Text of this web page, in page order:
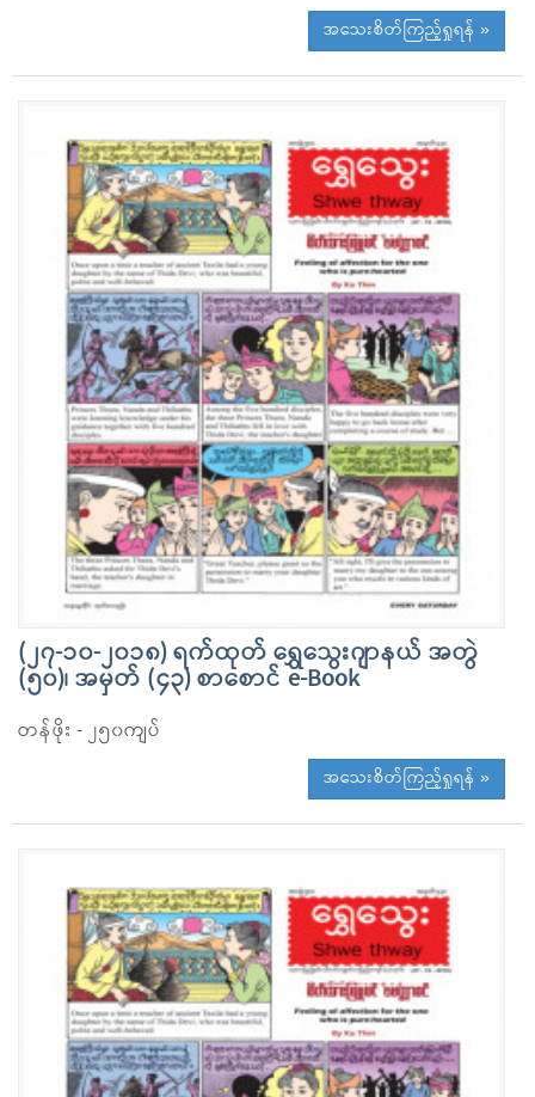
အသေးစိတ်ကြည့်ရှုရန် »
(၂၇-၁၀-၂၀၁၈) ရက်ထုတ် ရွှေသွေးဂျာနယ် အတွဲ
(၅၀)၊ အမှတ် (၄၃) စာစောင် e-Book
တန်ဖိုး - ၂၅၀ကျပ်
အသေးစိတ်ကြည့်ရှုရန် »